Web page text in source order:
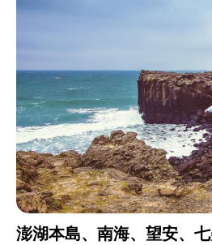
組んだ海岸線ができ上がりま
地の海岸、独立してそびえる
礁、青々とした草原、真っ白
いに広がる緑とコバルトブル
景はまるで一枚の絵のようで
は世界有数の海底温泉もあり
だけでなく、海底からはとう
澎湖本島、南海、望安、